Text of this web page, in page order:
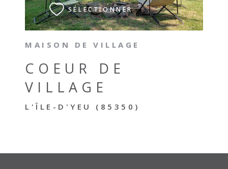
MAISON DE VILLAGE
COEUR DE
VILLAGE
L'ÎLE-D'YEU (85350)
SÉLECTIONNER